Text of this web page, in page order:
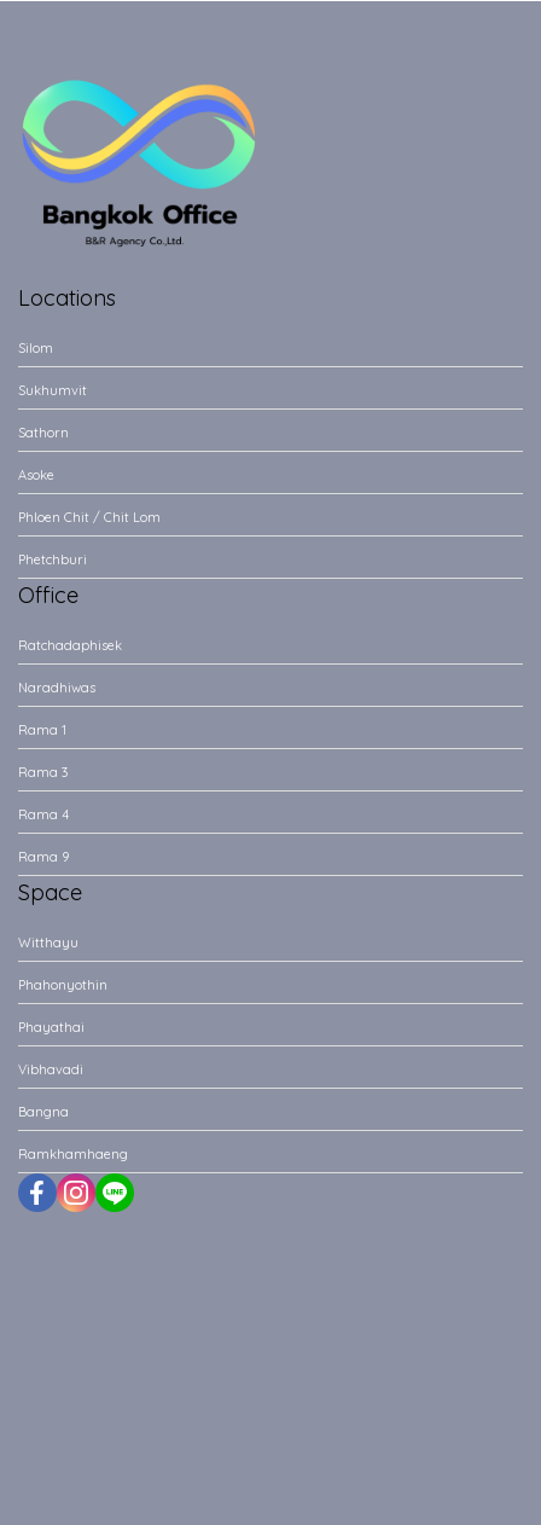
Locations
Silom
Sukhumvit
Sathorn
Asoke
Phloen Chit / Chit Lom
Phetchburi
Office
Ratchadaphisek
Naradhiwas
Rama 1
Rama 3
Rama 4
Rama 9
Space
Witthayu
Phahonyothin
Phayathai
Vibhavadi
Bangna
Ramkhamhaeng